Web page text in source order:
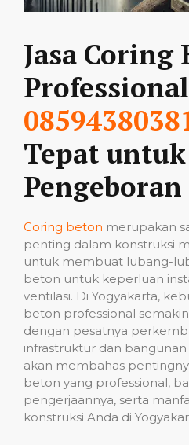
Jasa Coring
Professional
Tepat untuk
Coring beton merupakan
penting dalam konstruksi
untuk membuat lubang-
beton untuk keperluan
ventilasi. Di Yogyakarta,
beton professional
dengan pesatnya
infrastruktur dan
akan membahas
beton yang professional,
pengerjaannya, serta
konstruksi Anda di